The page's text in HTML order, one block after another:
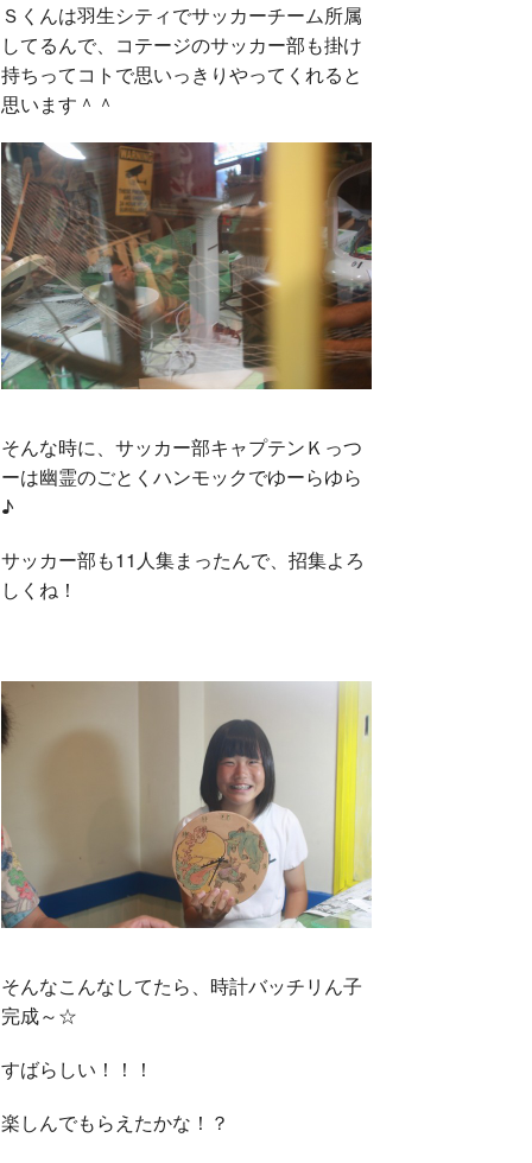
Ｓくんは羽生シティでサッカーチーム所属
してるんで、コテージのサッカー部も掛け
持ちってコトで思いっきりやってくれると
思います＾＾
そんな時に、サッカー部キャプテンＫっつ
ーは幽霊のごとくハンモックでゆーらゆら
♪
サッカー部も11人集まったんで、招集よろ
しくね！
そんなこんなしてたら、時計バッチリん子
完成～☆
すばらしい！！！
楽しんでもらえたかな！？